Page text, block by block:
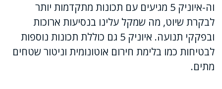
וה-איוניק 5 מגיעים עם תכונות מתקדמות יותר
לבקרת שיוט, מה שמקל עלינו בנסיעות ארוכות
ובפקקי תנועה. איוניק 5 גם כוללת תכונות נוספות
לבטיחות כמו בלימת חירום אוטונומית וניטור שטחים
מתים.